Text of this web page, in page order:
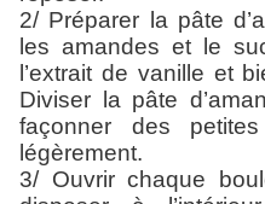
2/ Préparer la pâte
les amandes et le
l’extrait de vanille et
Diviser la pâte
façonner des
légèrement.
3/ Ouvrir chaque